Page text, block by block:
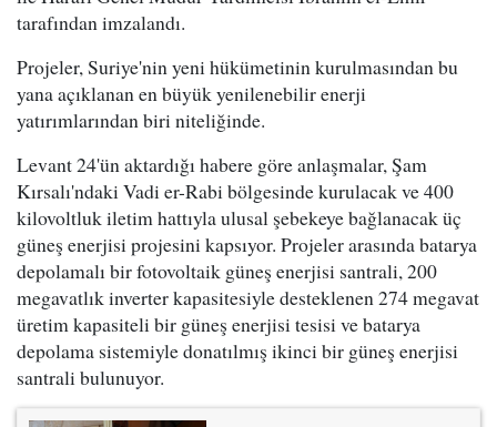
tarafından imzalandı.
Projeler, Suriye'nin yeni hükümetinin kurulmasından bu
yana açıklanan en büyük yenilenebilir enerji
yatırımlarından biri niteliğinde.
Levant 24'ün aktardığı habere göre anlaşmalar, Şam
Kırsalı'ndaki Vadi er-Rabi bölgesinde kurulacak ve 400
kilovoltluk iletim hattıyla ulusal şebekeye bağlanacak üç
güneş enerjisi projesini kapsıyor. Projeler arasında batarya
depolamalı bir fotovoltaik güneş enerjisi santrali, 200
megavatlık inverter kapasitesiyle desteklenen 274 megavat
üretim kapasiteli bir güneş enerjisi tesisi ve batarya
depolama sistemiyle donatılmış ikinci bir güneş enerjisi
santrali bulunuyor.